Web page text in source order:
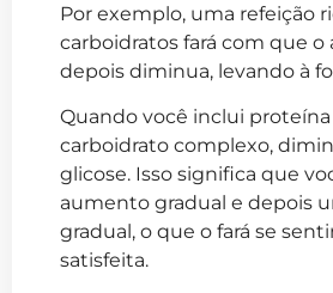
Por exemplo, uma refeição
carboidratos fará com que o
depois diminua, levando à
Quando você inclui
carboidrato complexo,
glicose. Isso significa que
aumento gradual e depois
gradual, o que o fará se
satisfeita.